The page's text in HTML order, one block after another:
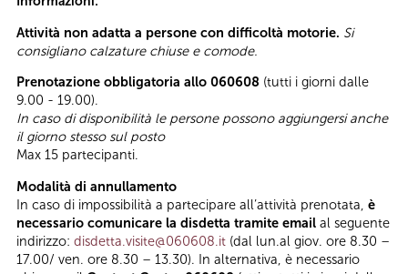
Attività non adatta a persone con difficoltà motorie. Si
consigliano calzature chiuse e comode.
Prenotazione obbligatoria allo 060608 (tutti i giorni dalle
9.00 - 19.00).
In caso di disponibilità le persone possono aggiungersi anche
il giorno stesso sul posto
Max 15 partecipanti.
Modalità di annullamento
In caso di impossibilità a partecipare all’attività prenotata, è
necessario comunicare la disdetta tramite email al seguente
indirizzo: disdetta.visite@060608.it (dal lun.al giov. ore 8.30 –
17.00/ ven. ore 8.30 – 13.30). In alternativa, è necessario